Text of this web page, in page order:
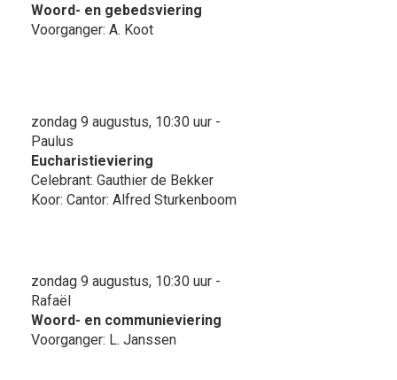
Woord- en gebedsviering
Voorganger: A. Koot
zondag 9 augustus, 10:30 uur -
Paulus
Eucharistieviering
Celebrant: Gauthier de Bekker
Koor: Cantor: Alfred Sturkenboom
zondag 9 augustus, 10:30 uur -
Rafaël
Woord- en communieviering
Voorganger: L. Janssen